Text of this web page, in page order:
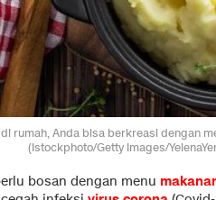
rumah, Anda bisa berkreasi dengan
(Istockphoto/Getty Images/
bosan dengan menu